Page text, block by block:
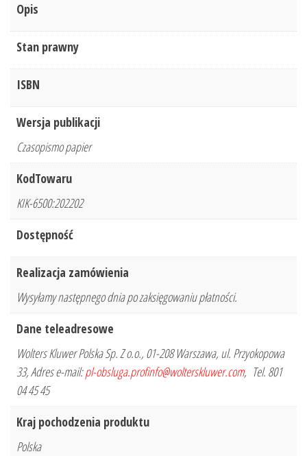
Opis
Stan prawny
ISBN
Wersja publikacji
Czasopismo papier
KodTowaru
KIK-6500:202202
Dostępność
Realizacja zamówienia
Wysyłamy następnego dnia po zaksięgowaniu płatności.
Dane teleadresowe
Wolters Kluwer Polska Sp. Z o.o., 01-208 Warszawa, ul. Przyokopowa
33, Adres e-mail:pl-obsluga.profinfo@wolterskluwer.com, Tel. 801
04 45 45
Kraj pochodzenia produktu
Polska